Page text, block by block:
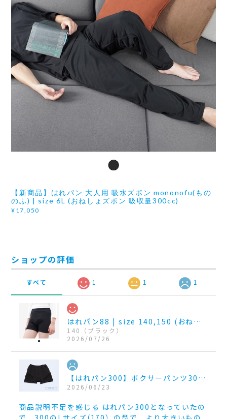
【新商品】はれパン 大人用 吸水ズボン mononofu(もの
のふ) | size 6L (おねしょズボン 吸収量300cc)
¥17,050
ショップの評価
すべて 1 1 1
はれパン88 | size 140,150 (おねしょパンツ 吸収量88~100cc)
140（ブラック）
2026/07/26
【はれパン300】ボクサーパンツ300cc_size LL
2026/06/23
商品説明不足を感じる はれパン300となっていたの